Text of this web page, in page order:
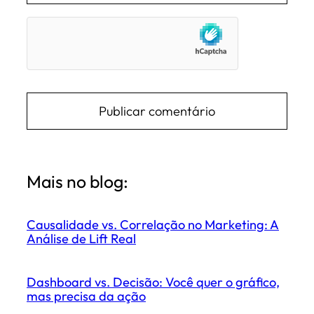
Mais no blog:
Causalidade vs. Correlação no Marketing: A
Análise de Lift Real
Dashboard vs. Decisão: Você quer o gráfico,
mas precisa da ação